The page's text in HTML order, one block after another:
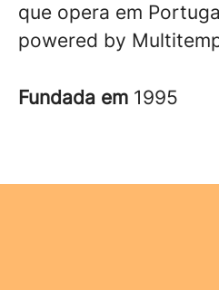
que opera em
powered by
Fundada em 1995